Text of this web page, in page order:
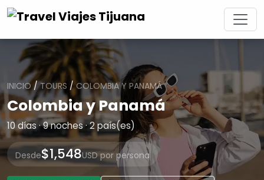
INICIO/TOURS /COLOMBIA Y PANAMÁ
Colombia y Panamá
10 días · 9 noches · 2 país(es)
Desde$1,548USD por persona